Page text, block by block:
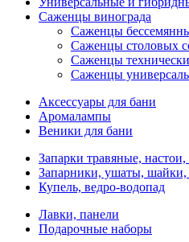
Саженцы винограда
Саженцы
Саженцы столовых
Саженцы
Саженцы
Аксессуары для бани
Аромалампы
Веники для бани
Запарки травяные,
Запарники, ушаты, шайки,
Купель, ведро-водопад
Лавки, панели
Подарочные наборы